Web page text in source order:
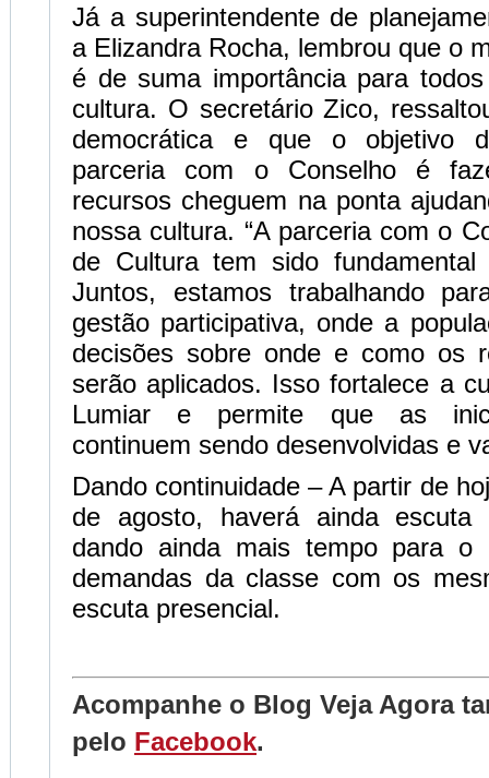
Já a superintendente de
a Elizandra Rocha, lembrou que o
é de suma importância para
cultura. O secretário Zico,
democrática e que o objetivo
parceria com o Conselho é
recursos cheguem na ponta
nossa cultura. “A parceria com o
de Cultura tem sido fundamental
Juntos, estamos trabalhando
gestão participativa, onde a
decisões sobre onde e como os
serão aplicados. Isso fortalece a
Lumiar e permite que as
continuem sendo desenvolvidas e
Dando continuidade – A partir de
de agosto, haverá ainda escuta
dando ainda mais tempo para o
demandas da classe com os
escuta presencial.
Acompanhe o Blog Veja Agora
pelo Facebook.